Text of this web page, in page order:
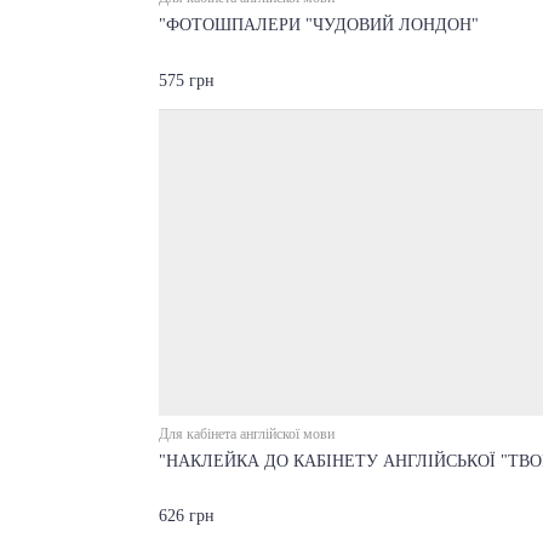
"ФОТОШПАЛЕРИ "ЧУДОВИЙ ЛОНДОН"
575 грн
Для кабінета англійскої мови
"НАКЛЕЙКА ДО КАБІНЕТУ АНГЛІЙСЬКОЇ
626 грн